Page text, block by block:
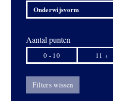
Onderwijsvorm
Aantal punten
0 - 10 11 +
Filters wissen